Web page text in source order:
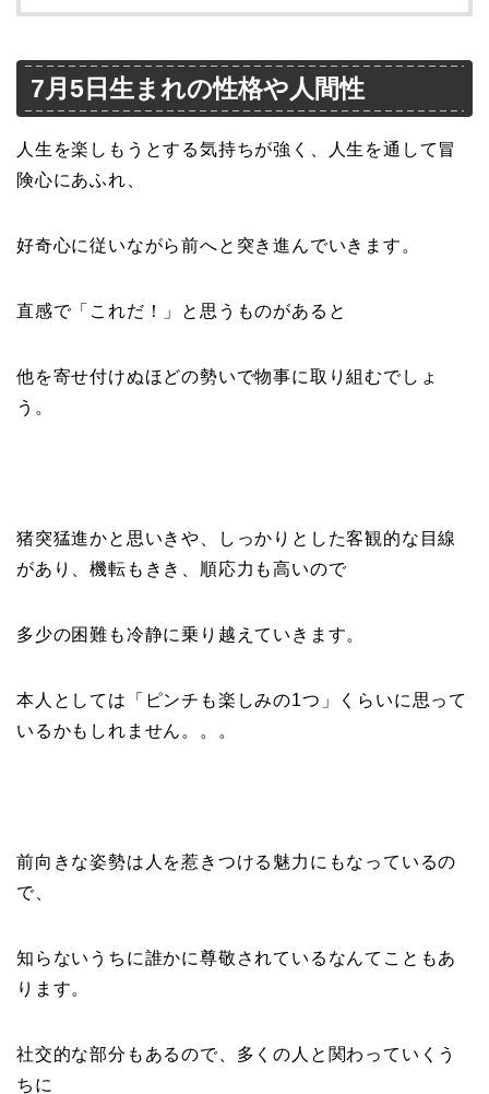
7月5日生まれの性格や人間性
人生を楽しもうとする気持ちが強く、人生を通して冒
険心にあふれ、
好奇心に従いながら前へと突き進んでいきます。
直感で「これだ！」と思うものがあると
他を寄せ付けぬほどの勢いで物事に取り組むでしょ
う。
猪突猛進かと思いきや、しっかりとした客観的な目線
があり、機転もきき、順応力も高いので
多少の困難も冷静に乗り越えていきます。
本人としては「ピンチも楽しみの1つ」くらいに思って
いるかもしれません。。。
前向きな姿勢は人を惹きつける魅力にもなっているの
で、
知らないうちに誰かに尊敬されているなんてこともあ
ります。
社交的な部分もあるので、多くの人と関わっていくう
ちに